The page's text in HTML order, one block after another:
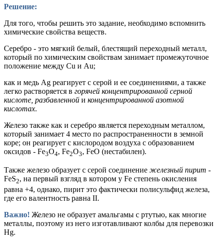
Решение:
Для того, чтобы решить это задание, необходимо вспомнить
химические свойства веществ.
Серебро - это мягкий белый, блестящий переходный металл,
который по химическим свойствам занимает промежуточное
положение между Cu и Au;
как и медь Ag реагирует с серой и ее соединениями, а также
легко растворяется в горячей концентрированной серной
кислоте, разбавленной и концентрированной азотной
кислотах.
Железо также как и серебро является переходным металлом,
который занимает 4 место по распространенности в земной
коре; он реагирует с кислородом воздуха с образованием
оксидов - Fe3O4, Fe2O3, FeO (нестабилен).
Также железо образует с серой соединение железный пирит -
FeS2, на первый взгляд в котором у Fe степень окисления
равна +4, однако, пирит это фактически полисульфид железа,
где его валентность равна II.
Важно! Железо не образует амальгамы с ртутью, как многие
металлы, поэтому из него изготавливают колбы для перевозки
Hg.